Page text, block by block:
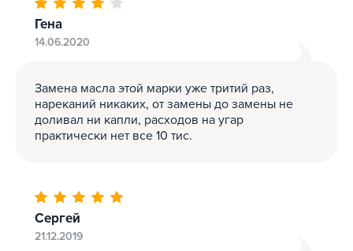
Гена
14.06.2020
Замена масла этой марки уже тритий раз,
нареканий никаких, от замены до замены не
доливал ни капли, расходов на угар
практически нет все 10 тис.
Сергей
21.12.2019